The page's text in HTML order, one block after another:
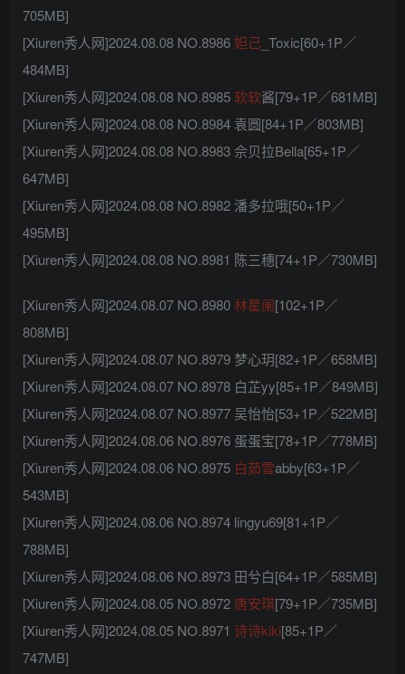
705MB]
[Xiuren秀人网]2024.08.08 NO.8986妲己 _Toxic[60+1P／
484MB]
[Xiuren秀人网]2024.08.08 NO.8985软软酱[79+1P／681MB]
[Xiuren秀人网]2024.08.08 NO.8984 袁圆[84+1P／803MB]
[Xiuren秀人网]2024.08.08 NO.8983 佘贝拉Bella[65+1P／
647MB]
[Xiuren秀人网]2024.08.08 NO.8982 潘多拉哦[50+1P／
495MB]
[Xiuren秀人网]2024.08.08 NO.8981 陈三穗[74+1P／730MB]
[Xiuren秀人网]2024.08.07 NO.8980林星阑[102+1P／
808MB]
[Xiuren秀人网]2024.08.07 NO.8979 梦心玥[82+1P／658MB]
[Xiuren秀人网]2024.08.07 NO.8978 白芷yy[85+1P／849MB]
[Xiuren秀人网]2024.08.07 NO.8977 吴怡怡[53+1P／522MB]
[Xiuren秀人网]2024.08.06 NO.8976 蛋蛋宝[78+1P／778MB]
[Xiuren秀人网]2024.08.06 NO.8975 白茹雪abby[63+1P／
543MB]
[Xiuren秀人网]2024.08.06 NO.8974 lingyu69[81+1P／
788MB]
[Xiuren秀人网]2024.08.06 NO.8973 田兮白[64+1P／585MB]
[Xiuren秀人网]2024.08.05 NO.8972 唐安琪[79+1P／735MB]
[Xiuren秀人网]2024.08.05 NO.8971 诗诗kiki[85+1P／
747MB]